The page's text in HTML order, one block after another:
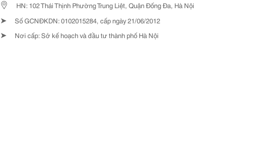
HN: 102 Thái Thịnh Phường Trung Liệt, Quận Đống Đa, Hà Nội
➤ Số GCNĐKDN: 0102015284, cấp ngày 21/06/2012
➤ Nơi cấp: Sở kế hoạch và đầu tư thành phố Hà Nội